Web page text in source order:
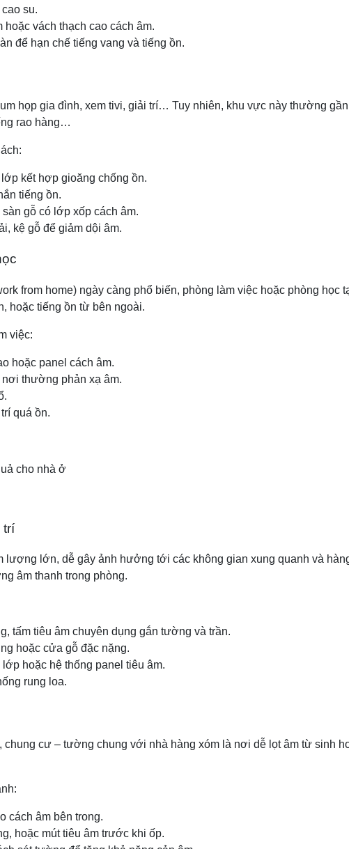
su.
vách thạch cao cách âm.
để hạn chế tiếng vang và tiếng ồn.
họp gia đình, xem tivi, giải trí… Tuy nhiên, khu vực này thường
rao hàng…
kết hợp gioăng chống ồn.
tiếng ồn.
gỗ có lớp xốp cách âm.
kệ gỗ để giảm dội âm.
from home) ngày càng phổ biến, phòng làm việc hoặc phòng
hoặc tiếng ồn từ bên ngoài.
việc:
hoặc panel cách âm.
thường phản xạ âm.
quá ồn.
trí
lớn, dễ gây ảnh hưởng tới các không gian xung quanh và
âm thanh trong phòng.
tấm tiêu âm chuyên dụng gắn tường và trần.
hoặc cửa gỗ đặc nặng.
hoặc hệ thống panel tiêu âm.
rung loa.
cư – tường chung với nhà hàng xóm là nơi dễ lọt âm từ sinh
cách âm bên trong.
hoặc mút tiêu âm trước khi ốp.